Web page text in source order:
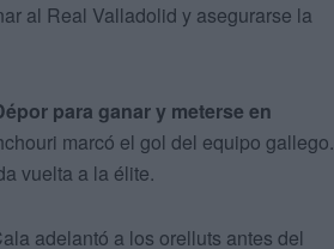
al Real Valladolid y asegurarse la
para ganar y meterse en
marcó el gol del equipo gallego.
vuelta a la élite.
adelantó a los orelluts antes del